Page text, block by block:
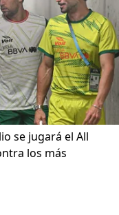
se jugará el All
los más